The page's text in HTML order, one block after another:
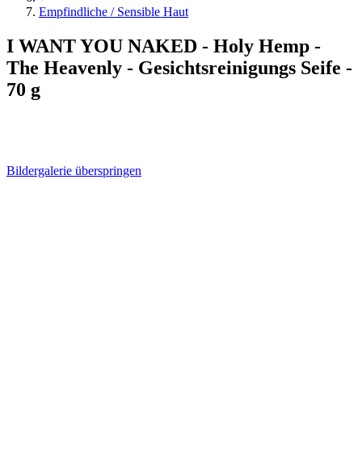
Empfindliche / Sensible Haut
I WANT YOU NAKED - Holy Hemp -
The Heavenly - Gesichtsreinigungs Seife -
70 g
Bildergalerie überspringen